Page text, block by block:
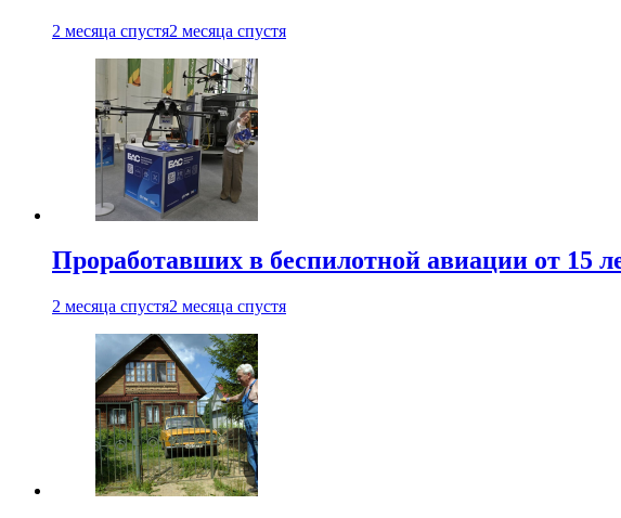
2 месяца спустя2 месяца спустя
Проработавших в беспилотной авиации от 15
2 месяца спустя2 месяца спустя